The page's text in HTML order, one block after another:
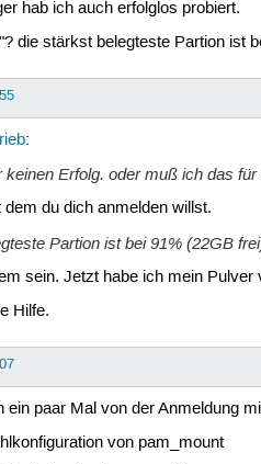
hab ich auch erfolglos probiert.
die stärkst belegteste Partion ist
:
keinen Erfolg. oder muß ich das
du dich anmelden willst.
Partion ist bei 91% (22GB
sein. Jetzt habe ich mein Pulver
Hilfe.
paar Mal von der Anmeldung
von pam_mount